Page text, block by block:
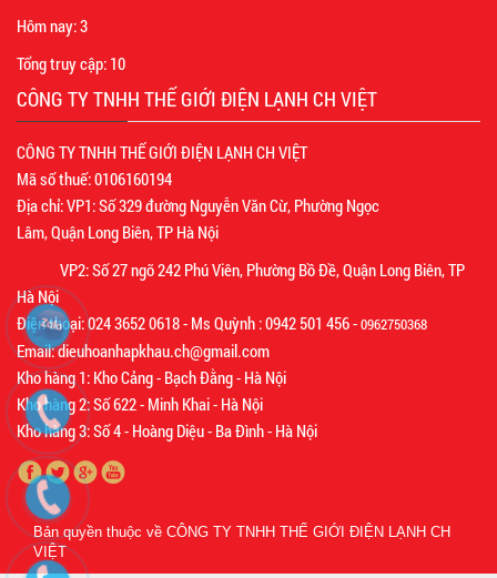
Hôm nay:3
Tổng truy cập: 10
CÔNG TY TNHH THẾ GIỚI ĐIỆN LẠNH CH VIỆT
CÔNG TY TNHH THẾ GIỚI ĐIỆN LẠNH CH VIỆT
Mã số thuế: 0106160194
Địa chỉ: VP1: Số 329 đường Nguyễn Văn Cừ, Phường Ngọc
Lâm, Quận Long Biên, TP Hà Nội
VP2: Số 27 ngõ 242 Phú Viên, Phường Bồ Đề, Quận Long Biên, TP
Hà Nội
Điện thoại: 024 3652 0618 - Ms Quỳnh : 0942 501 456 -0962750368
Email: dieuhoanhapkhau.ch@gmail.com
Kho hàng 1: Kho Cảng - Bạch Đằng - Hà Nội
Kho hàng 2: Số 622 - Minh Khai - Hà Nội
Kho hàng 3: Số 4 - Hoàng Diệu - Ba Đình - Hà Nội
Bản quyền thuộc về CÔNG TY TNHH THẾ GIỚI ĐIỆN LẠNH CH
VIỆT